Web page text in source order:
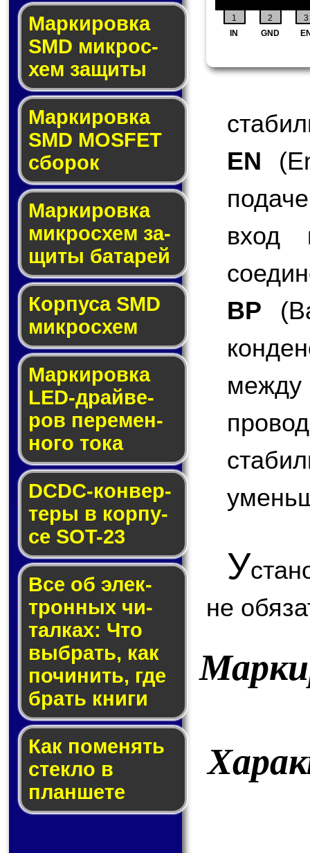
Мар­ки­ров­ка
SMD мик­рос­
хем защиты
Мар­ки­ров­ка
SMD MOSFET
сбо­рок
Мар­ки­ров­ка
мик­ро­схем за­
щи­ты ба­та­рей
Корпуса SMD
мик­ро­схем
Маркировка
LED-драй­ве­
ров пе­ре­мен­
но­го то­ка
DCDC-кон­вер­
те­ры в кор­пу­
се SOT-23
Все об элек­
трон­ных чи­
тал­ках: Что
выб­рать, как
по­чи­нить, где
брать кни­ги
Как по­ме­нять
стек­ло в
планшете
1 2 3
IN GND
EN
вход
BP
У
не